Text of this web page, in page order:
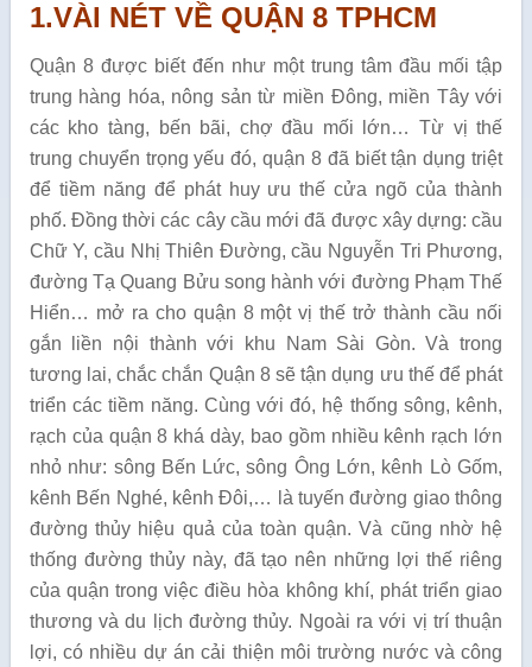
1.VÀI NÉT VỀ QUẬN 8 TPHCM
Quận 8 được biết đến như một trung tâm đầu mối tập
trung hàng hóa, nông sản từ miền Đông, miền Tây với
các kho tàng, bến bãi, chợ đầu mối lớn… Từ vị thế
trung chuyển trọng yếu đó, quận 8 đã biết tận dụng triệt
để tiềm năng để phát huy ưu thế cửa ngõ của thành
phố. Đồng thời các cây cầu mới đã được xây dựng: cầu
Chữ Y, cầu Nhị Thiên Đường, cầu Nguyễn Tri Phương,
đường Tạ Quang Bửu song hành với đường Phạm Thế
Hiển… mở ra cho quận 8 một vị thế trở thành cầu nối
gắn liền nội thành với khu Nam Sài Gòn. Và trong
tương lai, chắc chắn Quận 8 sẽ tận dụng ưu thế để phát
triển các tiềm năng. Cùng với đó, hệ thống sông, kênh,
rạch của quận 8 khá dày, bao gồm nhiều kênh rạch lớn
nhỏ như: sông Bến Lức, sông Ông Lớn, kênh Lò Gốm,
kênh Bến Nghé, kênh Đôi,… là tuyến đường giao thông
đường thủy hiệu quả của toàn quận. Và cũng nhờ hệ
thống đường thủy này, đã tạo nên những lợi thế riêng
của quận trong việc điều hòa không khí, phát triển giao
thương và du lịch đường thủy. Ngoài ra với vị trí thuận
lợi, có nhiều dự án cải thiện môi trường nước và công